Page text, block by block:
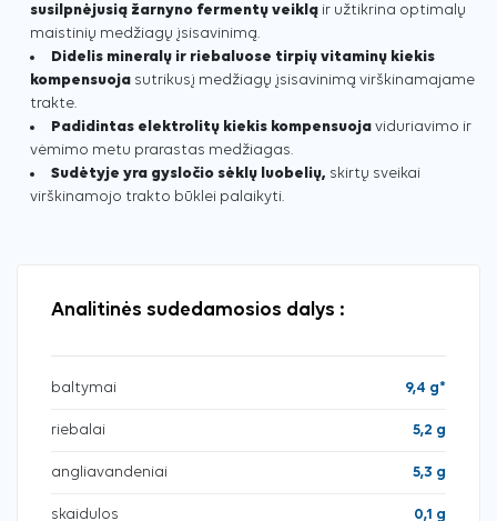
susilpnėjusią žarnyno fermentų veiklą ir užtikrina optimalų
maistinių medžiagų įsisavinimą.
Didelis mineralų ir riebaluose tirpių vitaminų kiekis
kompensuoja sutrikusį medžiagų įsisavinimą virškinamajame
trakte.
Padidintas elektrolitų kiekis kompensuoja viduriavimo ir
vėmimo metu prarastas medžiagas.
Sudėtyje yra gysločio sėklų luobelių, skirtų sveikai
virškinamojo trakto būklei palaikyti.
Analitinės sudedamosios dalys :
baltymai 9,4 g*
riebalai 5,2 g
angliavandeniai 5,3 g
skaidulos 0,1 g